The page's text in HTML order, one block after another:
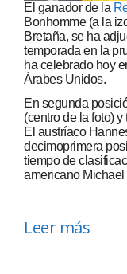
El ganador de la
Bonhomme (a la
Bretaña, se ha
temporada en la
ha celebrado hoy
Árabes Unidos.
En segunda
(centro de la foto)
El austríaco
decimoprimera
tiempo de
americano Michael
Leer más